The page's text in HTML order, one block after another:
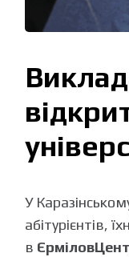
У
абітурієнтів,
в